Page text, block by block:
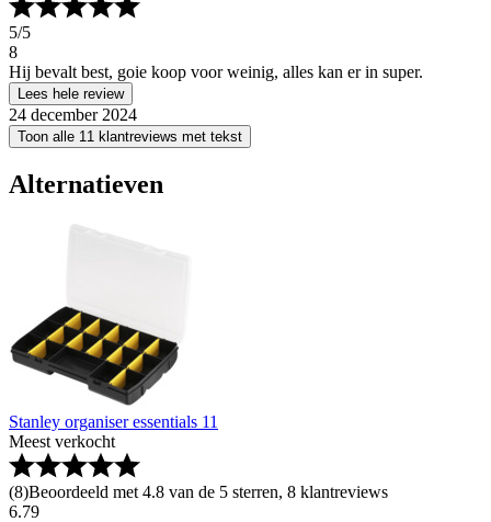
5/5
8
Hij bevalt best, goie koop voor weinig, alles kan er in super.
Lees hele review
24 december 2024
Toon alle 11 klantreviews met tekst
Alternatieven
Stanley organiser essentials 11
Meest verkocht
(8)Beoordeeld met 4.8 van de 5 sterren, 8 klantreviews
6.79